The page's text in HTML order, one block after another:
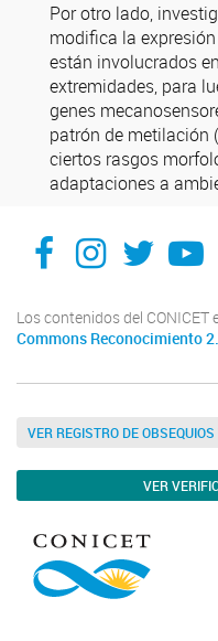
Por otro lado,
modifica la
están involucrados
extremidades, para
genes
patrón de metilación
ciertos rasgos
adaptaciones a
Facebook
Instagram
X You
Los contenidos del
Commons Reconocimiento
VER REGISTRO DE
VER